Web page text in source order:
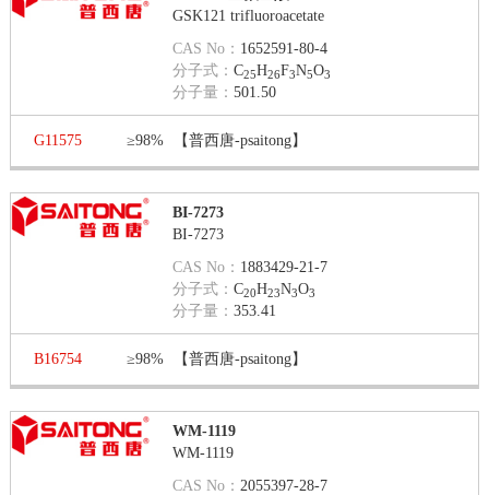
GSK121 trifluoroacetate
CAS No： 1652591-80-4
分子式：C25H26F3N5O3
分子量：501.50
G11575 ≥98% 【普西唐-psaitong】
BI-7273
BI-7273
CAS No： 1883429-21-7
分子式：C20H23N3O3
分子量：353.41
B16754 ≥98% 【普西唐-psaitong】
WM-1119
WM-1119
CAS No：2055397-28-7